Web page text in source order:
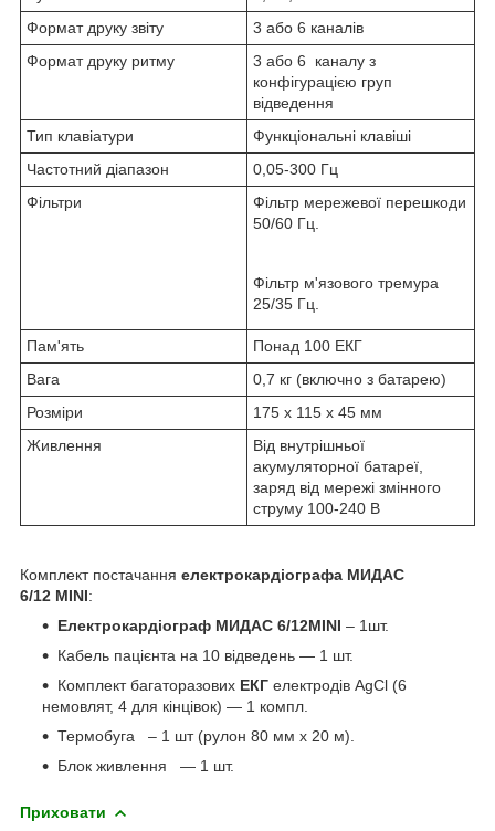
Формат друку звіту
3 або 6 каналів
Формат друку ритму
3 або 6 каналу з
конфігурацією груп
відведення
Тип клавіатури
Функціональні клавіші
Частотний діапазон
0,05-300 Гц
Фільтри
Фільтр мережевої перешкоди
50/60 Гц.
Фільтр м'язового тремура
25/35 Гц.
Пам'ять
Понад 100 ЕКГ
Вага
0,7 кг (включно з батарею)
Розміри
175 х 115 х 45 мм
Живлення
Від внутрішньої
акумуляторної батареї,
заряд від мережі змінного
струму 100-240 В
Комплект постачання електрокардіографа МИДАС
6/12 MINI:
Електрокардіограф МИДАС 6/12MINI – 1шт.
Кабель пацієнта на 10 відведень — 1 шт.
Комплект багаторазових ЕКГ електродів AgCl (6
немовлят, 4 для кінцівок) — 1 компл.
Термобуга – 1 шт (рулон 80 мм х 20 м).
Блок живлення — 1 шт.
Приховати